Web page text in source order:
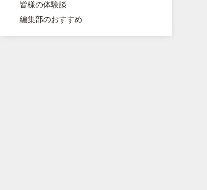
皆様の体験談
編集部のおすすめ